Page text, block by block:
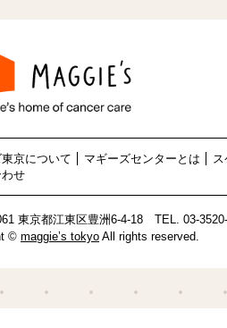
京について マギーズセンターとは
せ
東京都江東区豊洲6-4-18 TEL. 03-
© maggie’s tokyo All rights reserved.